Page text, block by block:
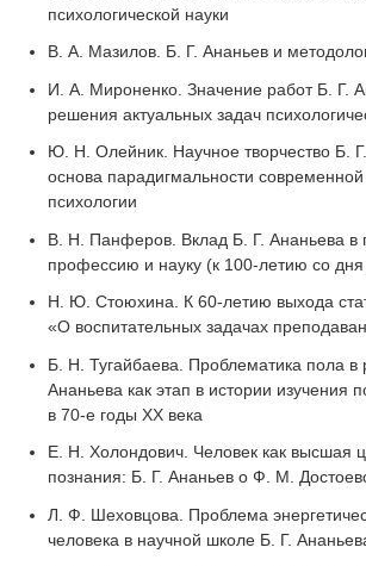
психологической науки
В. А. Мазилов. Б. Г. Ананьев и
И. А. Мироненко. Значение работ Б. Г.
решения актуальных задач
Ю. Н. Олейник. Научное творчество Б.
основа парадигмальности современной
психологии
В. Н. Панферов. Вклад Б. Г. Ананьева в
профессию и науку (к 100-летию со
Н. Ю. Стоюхина. К 60-летию выхода
«О воспитательных задачах
Б. Н. Тугайбаева. Проблематика пола в
Ананьева как этап в истории изучения
в 70-е годы ХХ века
Е. Н. Холондович. Человек как высшая
познания: Б. Г. Ананьев о Ф. М.
Л. Ф. Шеховцова. Проблема
человека в научной школе Б. Г.